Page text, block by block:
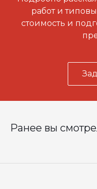
работ и
стоимость и
Ранее вы